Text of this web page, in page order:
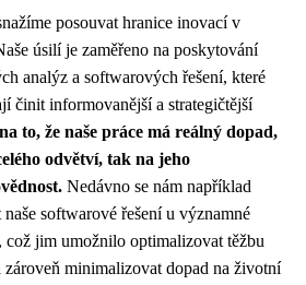
posouvat hranice inovací v
úsilí je zaměřeno na poskytování
analýz a softwarových řešení, které
činit informovanější a strategičtější
to, že naše práce má reálný dopad,
odvětví, tak na jeho
Nedávno se nám například
softwarové řešení u významné
což jim umožnilo optimalizovat těžbu
minimalizovat dopad na životní